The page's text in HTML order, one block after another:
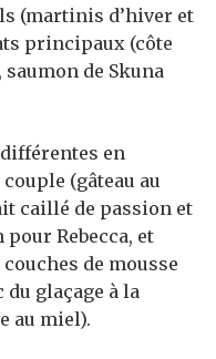
(martinis d’hiver et
principaux (côte
de Skuna
en
(gâteau au
caillé de passion et
Rebecca, et
de mousse
du glaçage à la
au miel).